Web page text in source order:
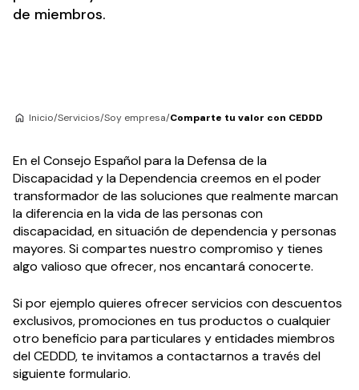
de miembros.
Inicio/Servicios/Soy empresa/Comparte tu valor con CEDDD
En el Consejo Español para la Defensa de la
Discapacidad y la Dependencia creemos en el poder
transformador de las soluciones que realmente marcan
la diferencia en la vida de las personas con
discapacidad, en situación de dependencia y personas
mayores. Si compartes nuestro compromiso y tienes
algo valioso que ofrecer, nos encantará conocerte.
Si por ejemplo quieres ofrecer servicios con descuentos
exclusivos, promociones en tus productos o cualquier
otro beneficio para particulares y entidades miembros
del CEDDD, te invitamos a contactarnos a través del
siguiente formulario.